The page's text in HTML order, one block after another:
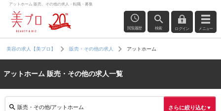
アットホーム 販売、その他の求人・転職・募集
閲覧履歴 検索 ログイン メニュー
美容の求人【美プロ】 販売・その他の求人 アットホーム
アットホーム 販売・その他の求人一覧
販売・その他/アットホーム さらに絞り込む▼